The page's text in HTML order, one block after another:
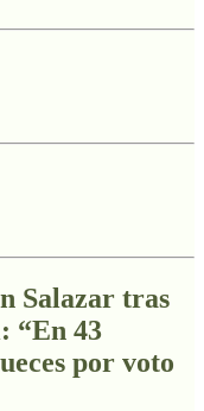
Salazar tras
“En 43
por voto